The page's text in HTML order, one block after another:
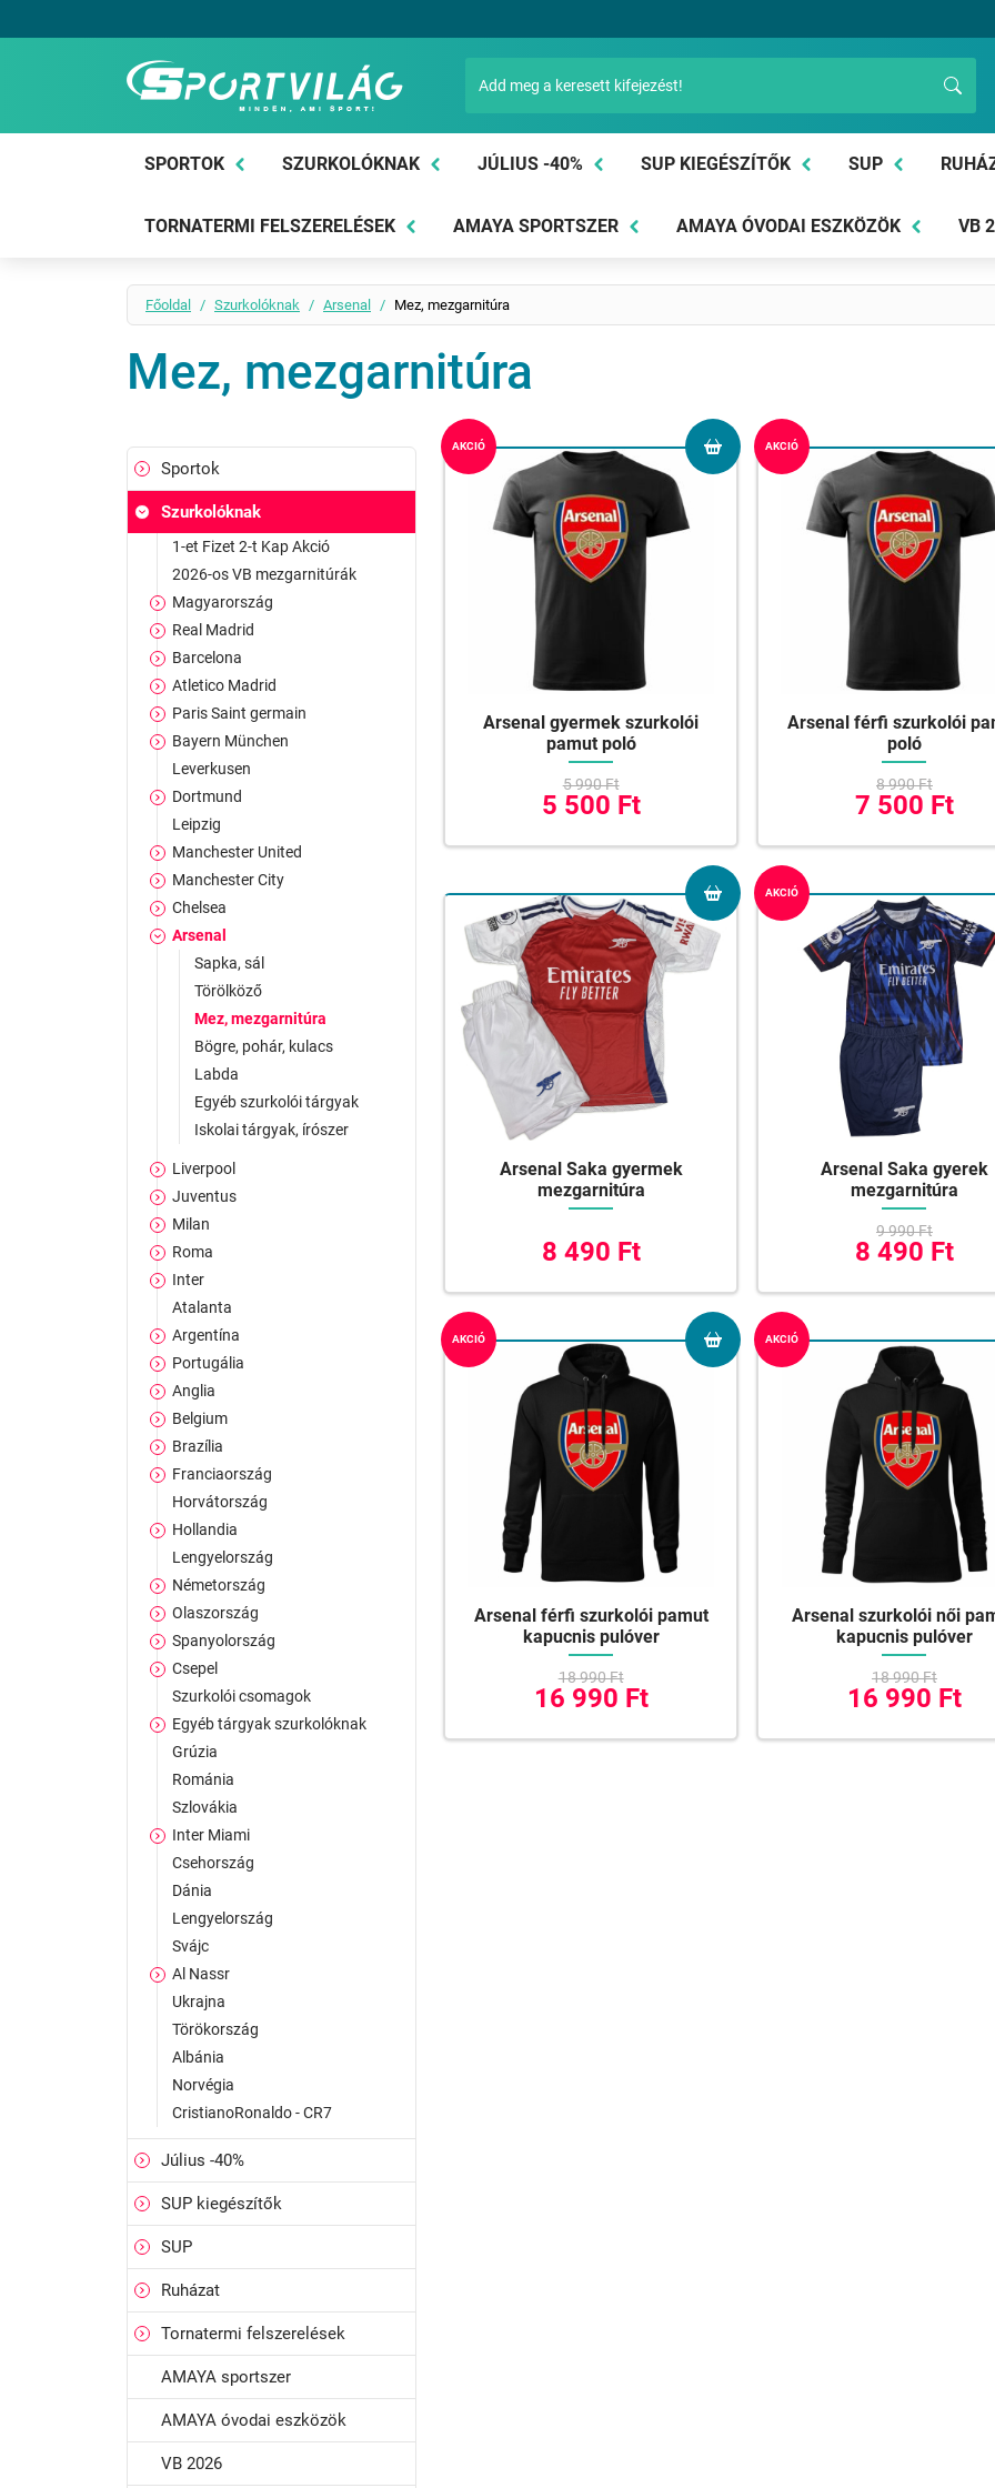
Sportvilág
SPORTOK SZURKOLÓKNAK JÚLIUS -40% SUP KIEGÉSZÍTŐK SUP
TORNATERMI FELSZERELÉSEK AMAYA SPORTSZER AMAYA ÓVODAI ESZKÖZÖK VB
Főoldal Szurkolóknak Arsenal Mez, mezgarnitúra
Mez, mezgarnitúra
Sportok
Szurkolóknak
1-et Fizet 2-t Kap Akció
2026-os VB mezgarnitúrák
Magyarország
Real Madrid
Barcelona
Atletico Madrid
Paris Saint germain
Bayern München
Leverkusen
Dortmund
Leipzig
Manchester United
Manchester City
Chelsea
Arsenal
Sapka, sál
Törölköző
Mez, mezgarnitúra
Bögre, pohár, kulacs
Labda
Egyéb szurkolói tárgyak
Iskolai tárgyak, írószer
Liverpool
Juventus
Milan
Roma
Inter
Atalanta
Argentína
Portugália
Anglia
Belgium
Brazília
Franciaország
Horvátország
Hollandia
Lengyelország
Németország
Olaszország
Spanyolország
Csepel
Szurkolói csomagok
Egyéb tárgyak szurkolóknak
Grúzia
Románia
Szlovákia
Inter Miami
Csehország
Dánia
Lengyelország
Svájc
Al Nassr
Ukrajna
Törökország
Albánia
Norvégia
CristianoRonaldo - CR7
Július -40%
SUP kiegészítők
SUP
Ruházat
Tornatermi felszerelések
AMAYA sportszer
AMAYA óvodai eszközök
VB 2026
AKCIÓ
Arsenal gyermek szurkolói
pamut poló
5 990 Ft
5 500 Ft
AKCIÓ
Arsenal férfi szurkolói
poló
8 990 Ft
7 500 Ft
Arsenal Saka gyermek
mezgarnitúra
8 490 Ft
AKCIÓ
Arsenal Saka gyerek
mezgarnitúra
9 990 Ft
8 490 Ft
AKCIÓ
Arsenal férfi szurkolói pamut
kapucnis pulóver
18 990 Ft
16 990 Ft
AKCIÓ
Arsenal szurkolói női
kapucnis pulóver
18 990 Ft
16 990 Ft